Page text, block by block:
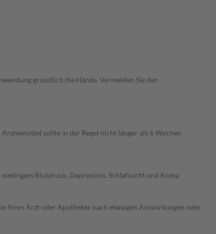
gründlich die Hände. Vermeiden Sie den
sollte in der Regel nicht länger als 6 Wochen
Blutdruck, Depression, Schlafsucht und Koma
Ihren Arzt oder Apotheker nach etwaigen Auswirkungen oder